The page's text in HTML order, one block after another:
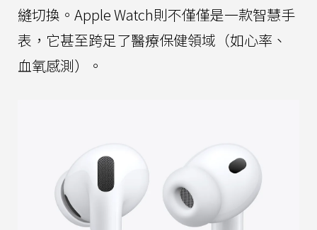
縫切換。Apple Watch則不僅僅是一款智慧手
表，它甚至跨足了醫療保健領域（如心率、
血氧感測）。